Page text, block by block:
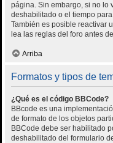
página. Sin embargo, si no lo
deshabilitado o el tiempo
También es posible reactivar
lea las reglas del foro antes
Arriba
Formatos y tipos de
¿Qué es el código BBCode?
BBcode es una
de formato de los objetos
BBCode debe ser habilitado
deshabilitado del formulario